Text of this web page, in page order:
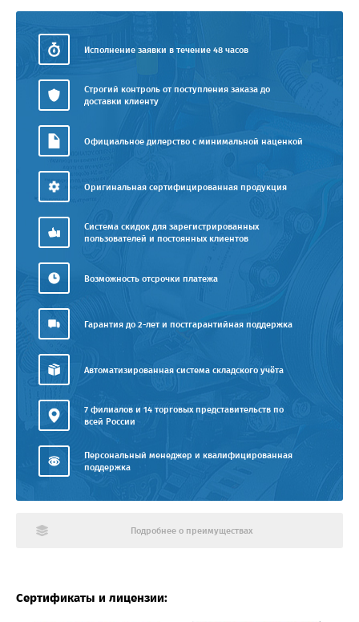
Исполнение заявки в течение 48 часов
Строгий контроль от поступления заказа до
доставки клиенту
Официальное дилерство с минимальной наценкой
Оригинальная сертифицированная продукция
Система скидок для зарегистрированных
пользователей и постоянных клиентов
Возможность отсрочки платежа
Гарантия до 2-лет и постгарантийная поддержка
Автоматизированная система складского учёта
7 филиалов и 14 торговых представительств по
всей России
Персональный менеджер и квалифицированная
поддержка
Подробнее о преимуществах
Сертификаты и лицензии: